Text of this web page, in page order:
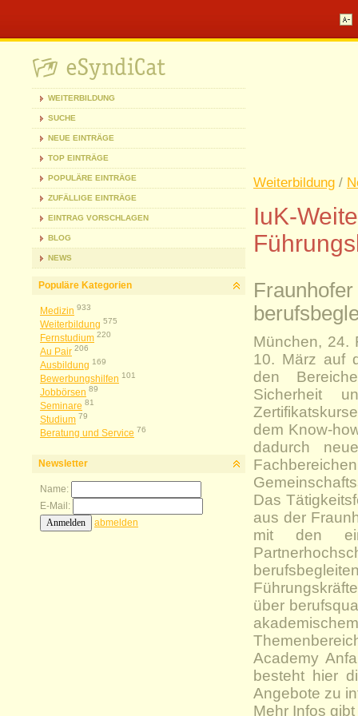
WEITERBILDUNG
SUCHE
NEUE EINTRÄGE
TOP EINTRÄGE
POPULÄRE EINTRÄGE
ZUFÄLLIGE EINTRÄGE
EINTRAG VORSCHLAGEN
BLOG
NEWS
Populäre Kategorien
Medizin 933
Weiterbildung 575
Fernstudium 220
Au Pair 206
Ausbildung 169
Bewerbungshilfen 101
Jobbörsen 89
Seminare 81
Studium 79
Beratung und Service 76
Newsletter
Name:
E-Mail:
abmelden
Weiterbildung /
IuK-
München, 24.
10. März auf
den
Sicherheit
dem Know-
dadurch
Das
aus der
mit den
über
Academy
besteht hier
Angebote zu
Mehr Infos